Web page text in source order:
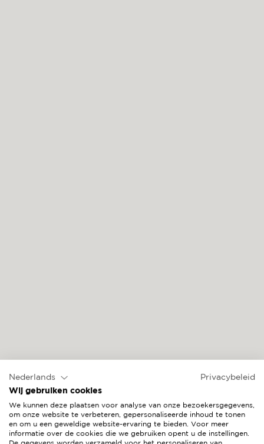
Nederlands
Privacybeleid
Wij gebruiken cookies
We kunnen deze plaatsen voor analyse van onze bezoekersgegevens,
om onze website te verbeteren, gepersonaliseerde inhoud te tonen
en om u een geweldige website-ervaring te bieden. Voor meer
informatie over de cookies die we gebruiken opent u de instellingen.